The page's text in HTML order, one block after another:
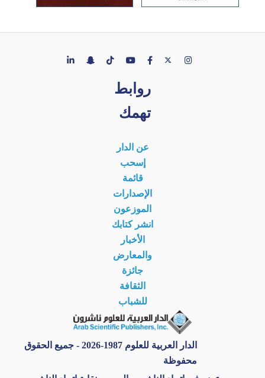
روابط
تهمك
عن الدار
إسحب
قائمة
الإصدارات
الموزعون
انشر كتابك
الأخبار
والمعارض
جائزة
الثقافة
للشباب
الدار العربية للعلوم 1987-2026 - جميع الحقوق
محفوظة